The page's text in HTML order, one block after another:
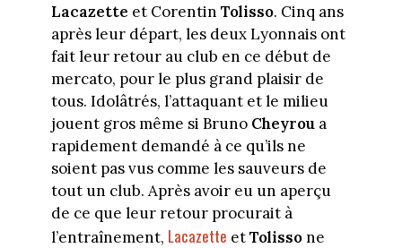
Lacazette et Corentin Tolisso. Cinq ans
après leur départ, les deux Lyonnais ont
fait leur retour au club en ce début de
mercato, pour le plus grand plaisir de
tous. Idolâtrés, l’attaquant et le milieu
jouent gros même si Bruno Cheyroua
rapidement demandé à ce qu’ils ne
soient pas vus comme les sauveurs de
tout un club. Après avoir eu un aperçu
de ce que leur retour procurait à
l’entraînement, Lacazette etTolissone